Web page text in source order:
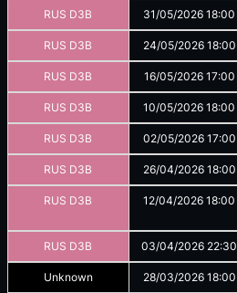
RUS D3B 31/05/2026 18:00
RUS D3B 24/05/2026 18:00
RUS D3B 16/05/2026 17:00
RUS D3B 10/05/2026 18:00
RUS D3B 02/05/2026 17:00
RUS D3B 26/04/2026 18:00
RUS D3B 12/04/2026 18:00
RUS D3B 03/04/2026 22:30
Unknown 28/03/2026 18:00